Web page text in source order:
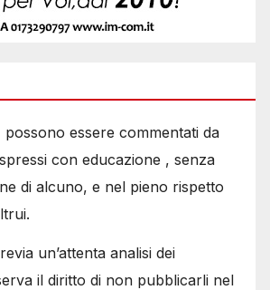
essere commentati da
con educazione , senza
di alcuno, e nel pieno rispetto
un’attenta analisi dei
il diritto di non pubblicarli nel